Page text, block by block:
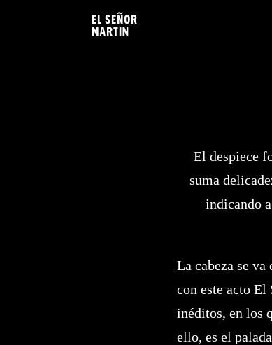
El despiece
suma
indicando
La cabeza se va
con este acto El
inéditos, en los
ello, es el